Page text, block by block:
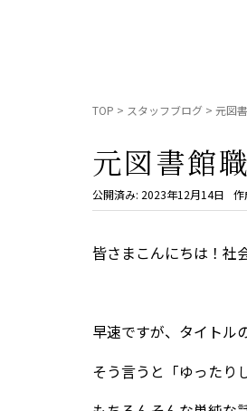
TOP > スタッフブログ > 元図
元図書館
公開済み: 2023年12月14日 作
皆さまこんにちは！社
早速ですが、タイトル
そう言うと「ゆったり